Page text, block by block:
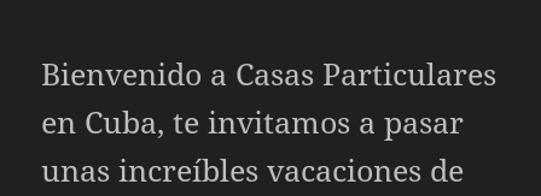
Bienvenido a Casas Particulares
en Cuba, te invitamos a pasar
unas increíbles vacaciones de